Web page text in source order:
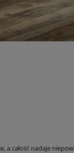
a całość nadaje